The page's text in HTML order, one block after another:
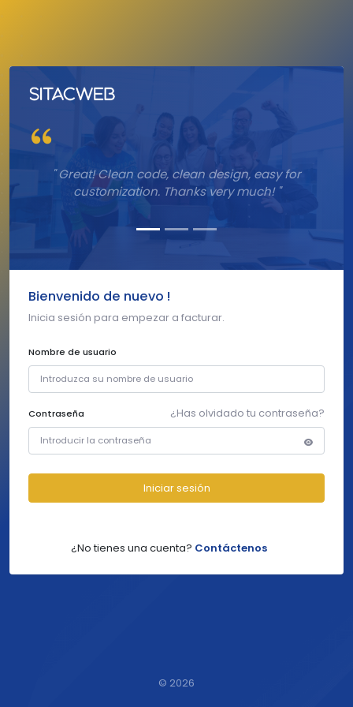
" Great! Clean code, clean design, easy for
customization. Thanks very much! "
Bienvenido de nuevo !
Inicia sesión para empezar a facturar.
Nombre de usuario
¿Has olvidado tu contraseña?
Contraseña
Iniciar sesión
¿No tienes una cuenta? Contáctenos
© 2026